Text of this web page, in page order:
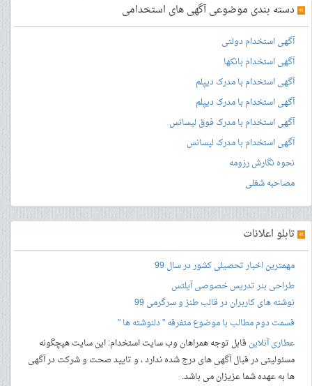
» دسته بندی موضوعی آگهی های استخدامی
آگهی استخدام دولتی
آگهی استخدام بانکها
آگهی استخدام با مدرک دیپلم
آگهی استخدام با مدرک دیپلم
آگهی استخدام با مدرک فوق لیسانس
آگهی استخدام با مدرک لیسانس
نحوه نگارش رزومه
مصاحبه شغلی
» تابلو اعلانات
مهمترین اخبار تحصیلی کشور در سال 99
طراحی بنرتدریس خصوصی آیلتس
نوشته های کاربران در قالب طنز و سرگرمی 99
قسمت دوم مطالب با موضوع متفرقه " دلنوشته ها "
عطاری آنلاینقابل توجه همراهان وب سایت استخدام: این سایت هیچگونه
مسئولیتی در قبال آگهی های درج شده ندارد ، و تایید صحت و شرکت در آگهی
ها به عهده شما عزیزان می باشد.